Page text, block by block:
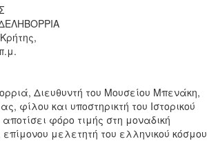
Διευθυντή του Μουσείου Μπενάκη,
φίλου και υποστηρικτή του Ιστορικού
φόρο τιμής στη μοναδική
μελετητή του ελληνικού κόσμου